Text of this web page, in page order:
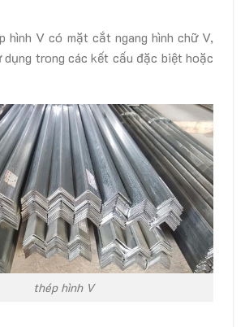
hình V có mặt cắt ngang hình chữ V,
trong các kết cấu đặc biệt hoặc
thép hình V